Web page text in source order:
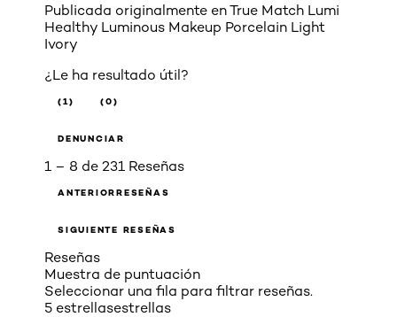
Publicada originalmente enTrue Match Lumi
Healthy Luminous Makeup Porcelain Light
Ivory
¿Le ha resultado útil?
(1) (0)
DENUNCIAR
1 – 8 de 231 Reseñas
ANTERIORRESEÑAS
SIGUIENTE RESEÑAS
Reseñas
Muestra de puntuación
Seleccionar una fila para filtrar reseñas.
5 estrellasestrellas